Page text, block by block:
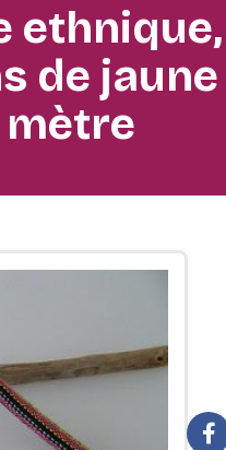
ethnique,
de jaune
mètre